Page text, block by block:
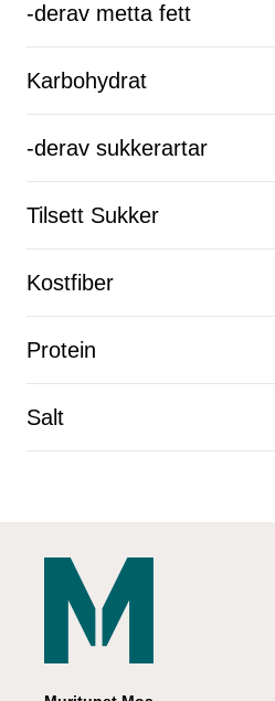
-derav metta fett
Karbohydrat
-derav sukkerartar
Tilsett Sukker
Kostfiber
Protein
Salt